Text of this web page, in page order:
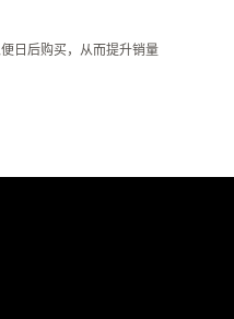
日后购买，从而提升销量